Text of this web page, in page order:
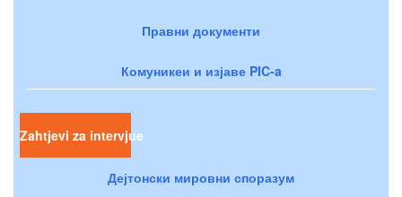
Правни документи
Комуникеи и изјаве PIC-a
Zahtjevi za intervjue
Дејтонски мировни споразум